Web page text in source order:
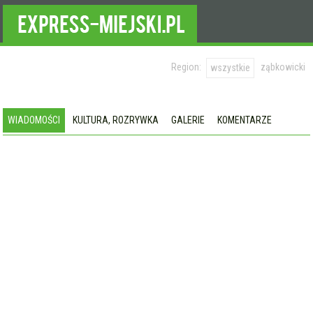
Region: wszystkie ząbkowicki
WIADOMOŚCI KULTURA, ROZRYWKA GALERIE KOMENTARZE